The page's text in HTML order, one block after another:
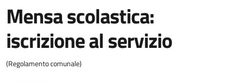
Mensa scolastica:
iscrizione al servizio
(Regolamento comunale)